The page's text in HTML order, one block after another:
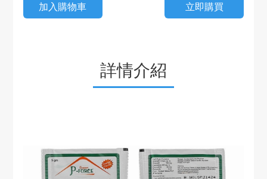
加入購物車 立即購買
詳情介紹